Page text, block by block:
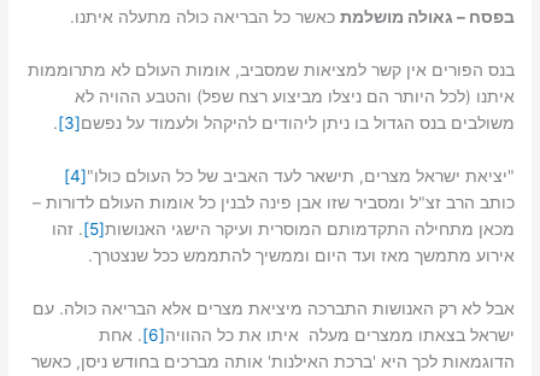
בפסח – גאולה מושלמת כאשר כל הבריאה כולה מתעלה איתנו.
בנס הפורים אין קשר למציאות שמסביב, אומות העולם לא מתרוממות
איתנו (לכל היותר הם ניצלו מביצוע רצח שפל) והטבע ההויה לא
משולבים בנס הגדול בו ניתן ליהודים להיקהל ולעמוד על נפשם[3]
.
"יציאת ישראל מצרים, תישאר לעד האביב של כל העולם כולו"[4]
כותב הרב זצ"ל ומסביר שזו אבן פינה לבנין כל אומות העולם לדורות –
מכאן מתחילה התקדמותם המוסרית ועיקר הישגי האנושות[5]
. זהו
אירוע מתמשך מאז ועד היום וממשיך להתממש ככל שנצטרך.
אבל לא רק האנושות התברכה מיציאת מצרים אלא הבריאה כולה. עם
ישראל בצאתו ממצרים מעלה איתו את כל ההוויה[6]
. אחת
הדוגמאות לכך היא 'ברכת האילנות' אותה מברכים בחודש ניסן, כאשר